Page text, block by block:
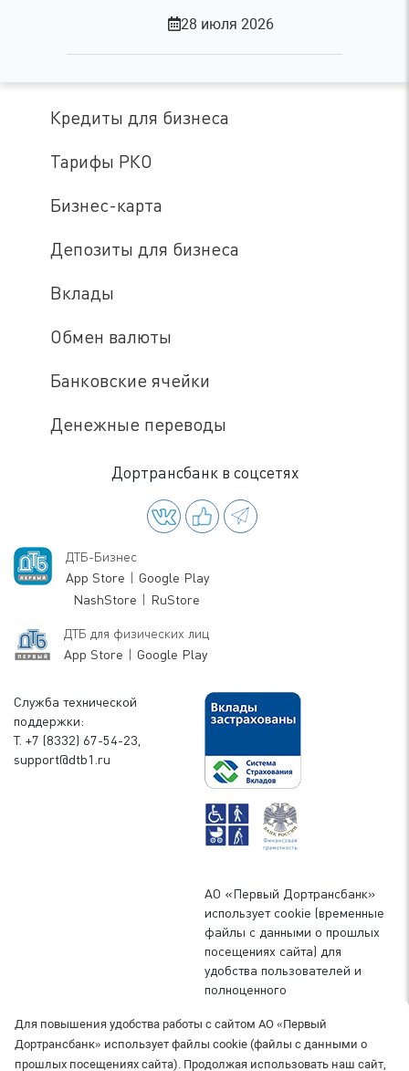
28 июля 2026
Для повышения удобства работы с сайтом АО «Первый
Дортрансбанк» использует файлы cookie (файлы с данными о
прошлых посещениях сайта). Продолжая использовать наш сайт,
Кредиты для бизнеса
Тарифы РКО
Бизнес-карта
Депозиты для бизнеса
Вклады
Обмен валюты
Банковские ячейки
Денежные переводы
Дортрансбанк в соцсетях
ДТБ-Бизнес
App Store | Google Play
NashStore | RuStore
ДТБ для физических лиц
App Store | Google Play
Служба технической
поддержки:
Т. +7 (8332) 67-54-23,
support@dtb1.ru
АО «Первый Дортрансбанк»
использует cookie (временные
файлы с данными о прошлых
посещениях сайта) для
удобства пользователей и
полноценного
можете запретить сохранение
cookie в настройках своего
браузера.Подробнее о